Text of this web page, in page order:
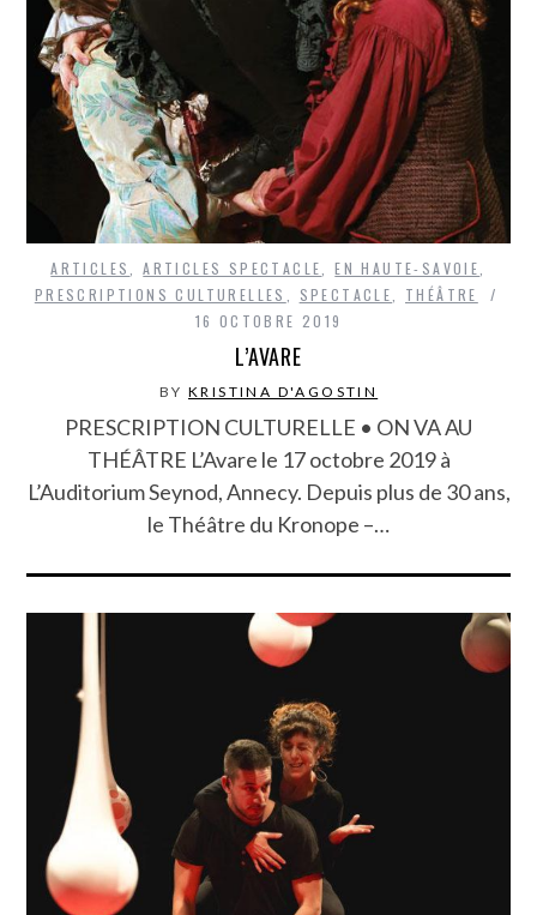
ARTICLES ,ARTICLES SPECTACLE ,EN HAUTE-SAVOIE
PRESCRIPTIONS CULTURELLES
SPECTACLE
THÉÂTRE
16 OCTOBRE 2019
L’AVARE
BY KRISTINA D'AGOSTIN
PRESCRIPTION CULTURELLE • ON VA AU
THÉÂTRE L’Avare le 17 octobre 2019 à
L’Auditorium Seynod, Annecy. Depuis plus de 30 ans,
le Théâtre du Kronope –…